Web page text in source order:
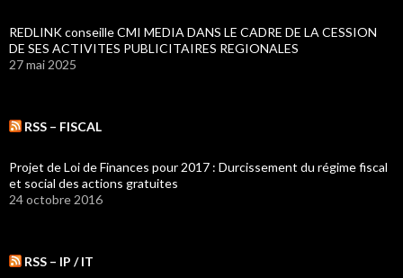
REDLINK conseille CMI MEDIA DANS LE CADRE DE LA CESSION
DE SES ACTIVITES PUBLICITAIRES REGIONALES
27 mai 2025
RSS – FISCAL
Projet de Loi de Finances pour 2017 : Durcissement du régime fiscal
et social des actions gratuites
24 octobre 2016
RSS – IP / IT